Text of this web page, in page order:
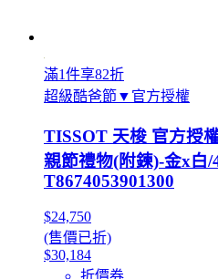
滿1件享82折
超級酷爸節▼官方授權
TISSOT 天梭 官方授
親節禮物(附鍊)-金x白/
T8674053901300
$24,750
(售價已折)
$30,184